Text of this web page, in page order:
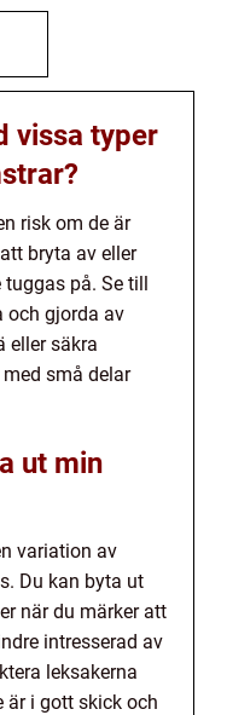
vissa typer
risk om de är
bryta av eller
på. Se till
och gjorda av
eller säkra
små delar
ut min
variation av
Du kan byta ut
när du märker att
intresserad av
leksakerna
är i gott skick och